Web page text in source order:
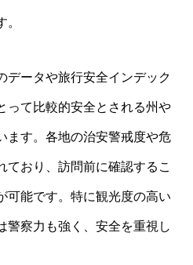
データや旅行安全インデック
って比較的安全とされる州や
ます。各地の治安警戒度や危
ており、訪問前に確認するこ
可能です。特に観光度の高い
警察力も強く、安全を重視し